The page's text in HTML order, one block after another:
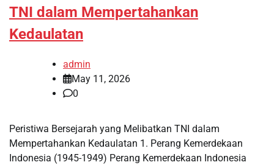
TNI dalam Mempertahankan
Kedaulatan
admin
May 11, 2026
0
Peristiwa Bersejarah yang Melibatkan TNI dalam
Mempertahankan Kedaulatan 1. Perang Kemerdekaan
Indonesia (1945-1949) Perang Kemerdekaan Indonesia